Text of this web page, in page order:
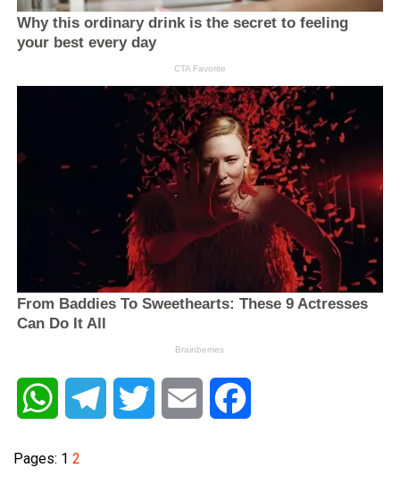
WhatsAppTelegram Twitter Email
Pages: 1 2